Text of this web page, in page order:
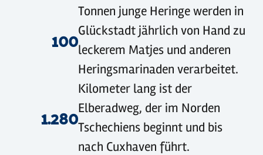
100
Tonnen junge Heringe werden in
Glückstadt jährlich von Hand zu
leckerem Matjes und anderen
Heringsmarinaden verarbeitet.
1.280
Kilometer lang ist der
Elberadweg, der im Norden
Tschechiens beginnt und bis
nach Cuxhaven führt.